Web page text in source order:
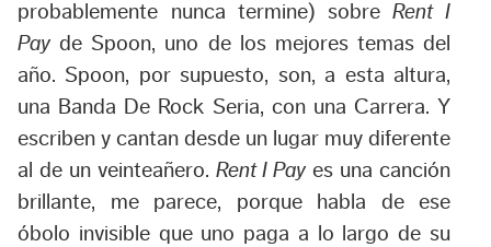
probablemente nunca termine) sobreRent I
Payde Spoon, uno de los mejores temas del
año. Spoon, por supuesto, son, a esta altura,
una Banda De Rock Seria, con una Carrera. Y
escriben y cantan desde un lugar muy diferente
al de un veinteañero. Rent I Payes una canción
brillante, me parece, porque habla de ese
óbolo invisible que uno paga a lo largo de su